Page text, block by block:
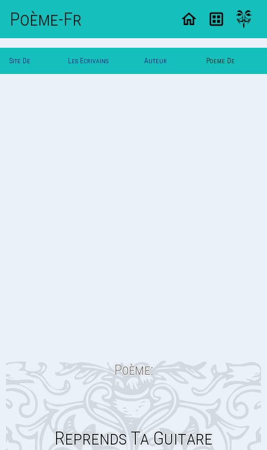
Poème-Fr
Site De Les Ecrivains Auteur Poeme De
Poème:
Reprends Ta Guitare